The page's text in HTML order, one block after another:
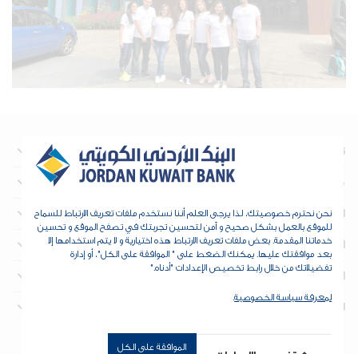
نبذة عن البنك
معلومات تهم المستثمرين
العقارات
الخزينة والمؤسسات المالية
الأدوات والدعم
للتواصل
حقوق الطبع والنشر © 2026 البنك الأردني الكويتي - جميع الحقوق
نحن نحترم خصوصيتك، لذا يرجى العلم أننا نستخدم ملفات تعريف الارتباط للسماح
للموقع بالعمل بشكل صحيح و آمن لتحسين تجربتك في تصفح الموقع و تحسين
خدماتنا المقدمة. بعض ملفات تعريف الارتباط هذه اختيارية و لا يتم استخدامها إلا
بعد موافقتك عليها. يمكنك الضغط على " الموافقة على الكل"، أو إدارة
تفضيلاتك من خلال رابط تخصيص الإعدادات "أدناه."
لمعرفة سياسة الخصوصية.
الموافقة على الكل